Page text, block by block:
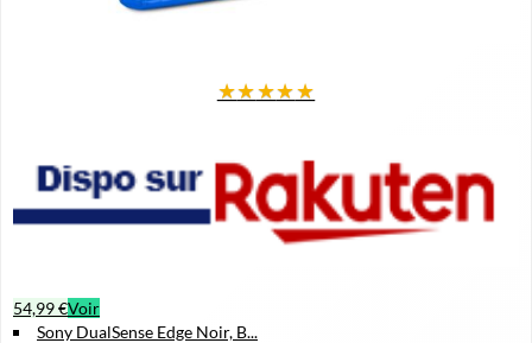
★★★★★
54,99 €Voir
Sony DualSense Edge Noir, B...